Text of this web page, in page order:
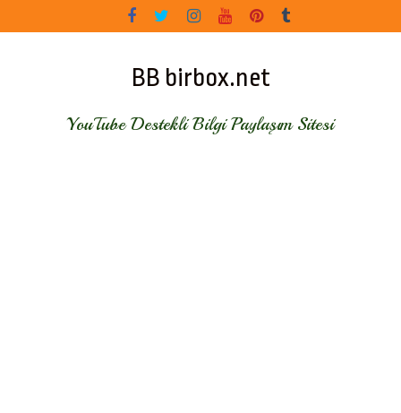
to
BB birbox.net
YouTube Destekli Bilgi Paylaşım Sitesi